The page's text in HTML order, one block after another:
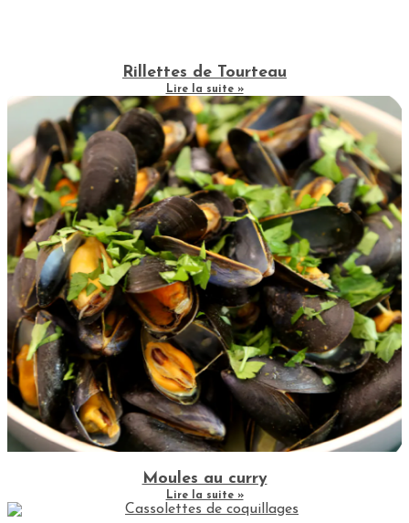
Rillettes de Tourteau
Lire la suite »
Moules au curry
Lire la suite »